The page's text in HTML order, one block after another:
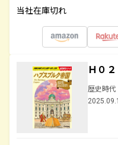
当社在庫切れ
Ｈ０
歴史時代